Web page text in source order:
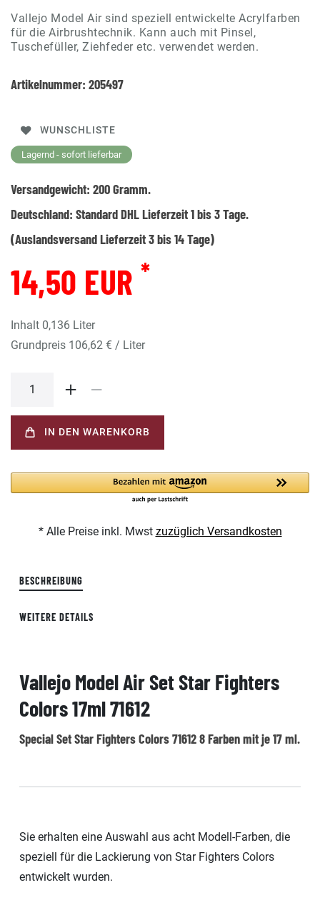
Vallejo Model Air sind speziell entwickelte Acrylfarben
für die Airbrushtechnik. Kann auch mit Pinsel,
Tuschefüller, Ziehfeder etc. verwendet werden.
Artikelnummer: 205497
WUNSCHLISTE
Lagernd - sofort lieferbar
Versandgewicht: 200Gramm.
Deutschland: Standard DHL Lieferzeit 1 bis 3 Tage.
(Auslandsversand Lieferzeit 3 bis 14 Tage)
14,50 EUR *
Inhalt 0,136 Liter
Grundpreis 106,62 € / Liter
IN DEN WARENKORB
* Alle Preise inkl. Mwst zuzüglich Versandkosten
BESCHREIBUNG
WEITERE DETAILS
Vallejo Model Air Set Star Fighters
Colors 17ml 71612
Special Set Star Fighters Colors 71612 8 Farben mit je 17 ml.
Sie erhalten eine Auswahl aus acht Modell-Farben, die
speziell für die Lackierung von Star Fighters Colors
entwickelt wurden.